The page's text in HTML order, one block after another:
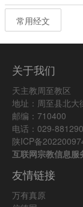
常用经文
关于我们
天主教周至教区
地址：周至县北大
邮编：710400
电话：029-
陕ICP备
互联网宗教信息服
友情链接
万有真原